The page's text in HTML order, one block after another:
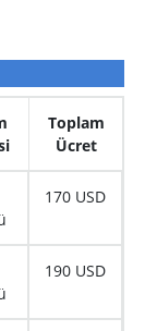
Toplam
Ücret
170 USD
190 USD